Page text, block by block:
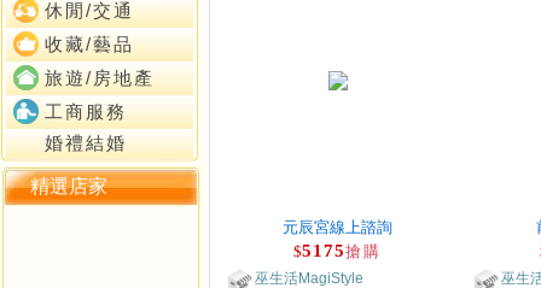
休閒/交通
收藏/藝品
旅遊/房地產
工商服務
婚禮結婚
精選店家
元辰宮線上諮詢
$5175搶購
巫生活MagiStyle 巫生